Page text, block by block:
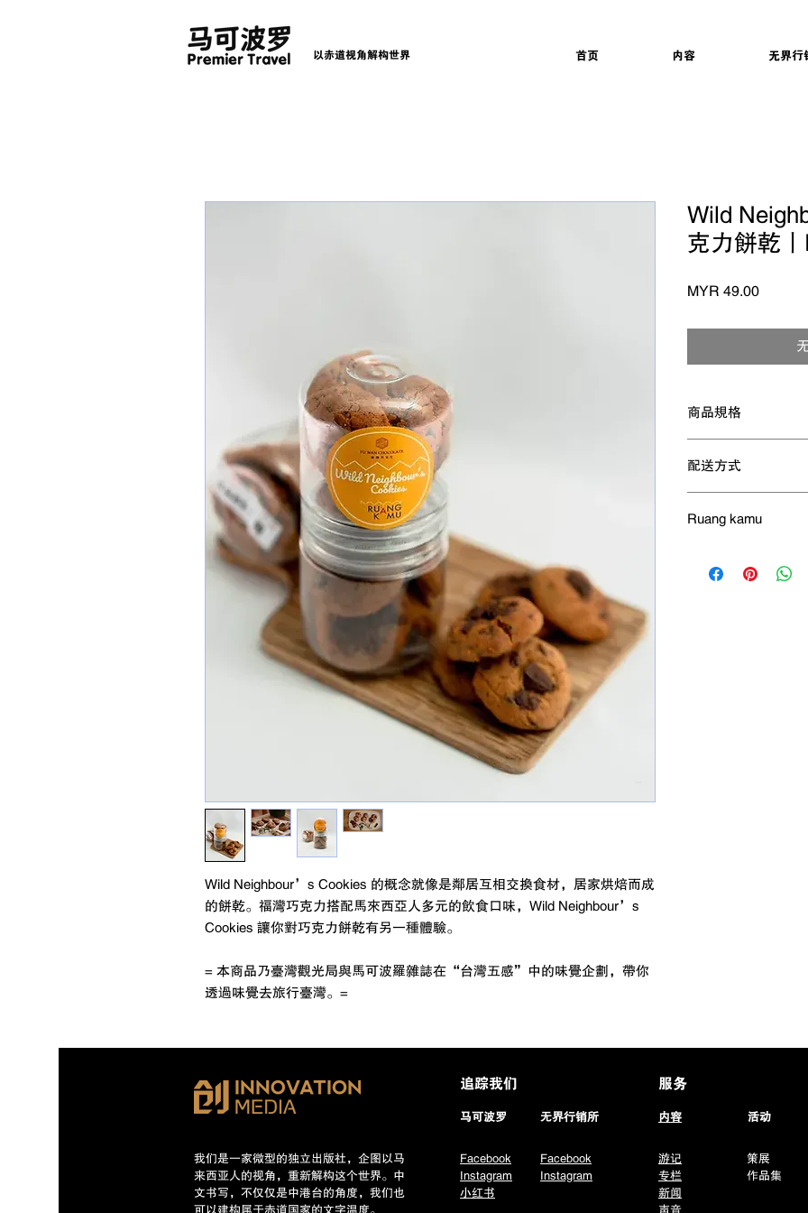
以赤道视角解构世界 首页 内容 无界行
Wild Neighbour’s Cookies 的概念就像是鄰居互相交換食材，居家烘焙而成
的餅乾。福灣巧克力搭配馬來西亞人多元的飲食口味，Wild Neighbour’s
Cookies 讓你對巧克力餅乾有另一種體驗。
= 本商品乃臺灣觀光局與馬可波羅雜誌在“台灣五感”中的味覺企劃，帶你
透過味覺去旅行臺灣。=
Wild
克力餅乾
MYR 49.00Price
商品規格
原味巧克力餅乾
風味：福灣的巧克力
配送方式
直到存貨售完為止
Ruang kamu
神，認為有些東西需
我们是一家微型的独立出版社，企图以马
来西亚人的视角，重新解构这个世界。中
文书写，不仅仅是中港台的角度，我们也
可以建构属于赤道国家的文字温度。
无界行销所
追踪我们
​马可波罗
Facebook
Instagram
小红书
Facebook
Instagram
内容
服务
活动
游记
专栏
新闻
声音
策展
作品集